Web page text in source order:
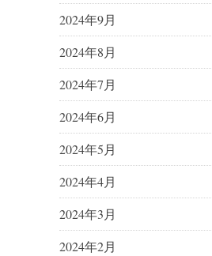
2024年9月
2024年8月
2024年7月
2024年6月
2024年5月
2024年4月
2024年3月
2024年2月